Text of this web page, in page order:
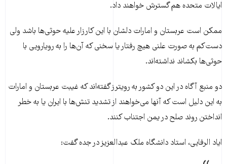
ایالات متحده هم گسترش خواهند داد.
ممکن است عربستان و امارات دلشان با این کارزار علیه حوثی‌ها باشد ولی
دست‌کم به صورت علنی هیچ رفتار یا سخنی که آن‌ها را به رویارویی با
حوثی‌ها بکشاند نداشته‌اند.
دو منبع آگاه در این دو کشور به رویترز گفته‌اند که غیبت عربستان و امارات
به این دلیل است که آنها می‌خواهند از تشدید تنش‌ها با ایران یا به خطر
انداختن روند صلح در یمن اجتناب کنند.
ایاد الرفایی، استاد دانشگاه ملک عبدالعزیز در جده گفت: